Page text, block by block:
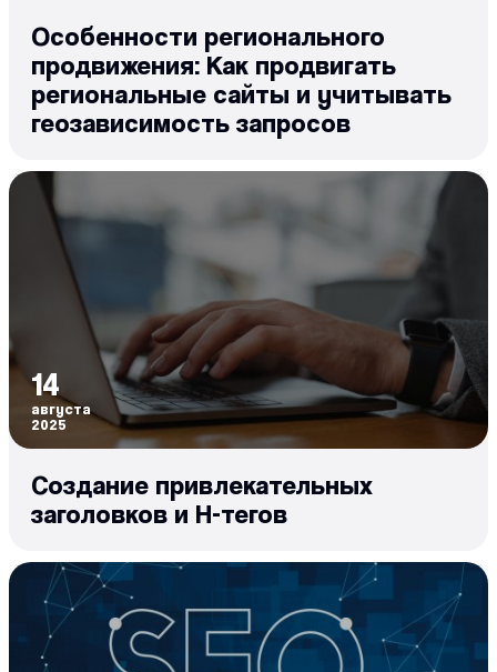
Особенности регионального
продвижения: Как продвигать
региональные сайты и учитывать
геозависимость запросов
14
августа
2025
Создание привлекательных
заголовков и H-тегов